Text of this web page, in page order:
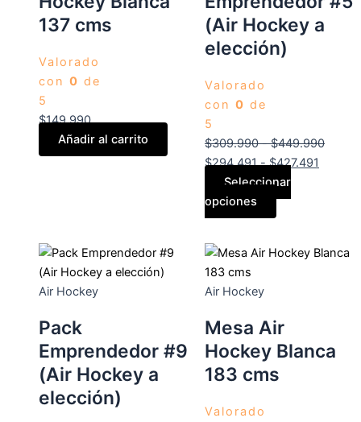
137 cms
Valorado
con 0 de
5
$149.990
Añadir al carrito
(Air Hockey a
elección)
Valorado
con 0 de
5
$309.990 - $449.990
$294.491 - $427.491
Seleccionar
opciones
pueden
elegir
en
producto
Air Hockey
Pack
Emprendedor #9
(Air Hockey a
elección)
pueden
en
la
página
de
producto
Air Hockey
Mesa Air
Hockey Blanca
183 cms
Valorado